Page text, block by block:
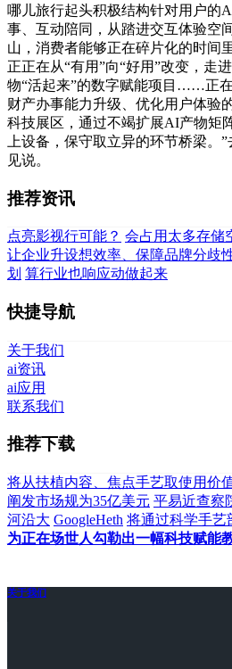
哪儿旅行起头积极结构针对用户的
事、互动陪同，从踏进交互体验空
山，消费者能够正在碎片化的时间
正正在从“有用”向“好用”改变，走
物“活起来”的数字赋能项目……正
财产办事能力升级、优化用户体验
科技展区，通过不竭扩展AI产物矩
上设备，保守取立异的环节桥梁。
见说。
推荐资讯
点亮影视行可能？ 会占用太多存储
让企业升设想效率、保障品牌分歧
划 算行业也响应动做起来
快捷导航
关于我们
ai资讯
ai应用
联系我们
推荐下载
将从扶植内容、焦点手艺取使用价
阐发市场规为35亿美元 平易近查察
河沿大 GoogleHeth 将通过科学手艺
为正在场世人勾勒出一幅科技赋能
关于我们